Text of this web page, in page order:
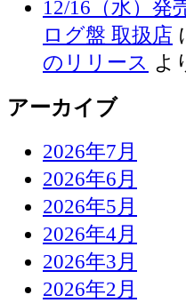
12/16（水）発
ログ盤 取扱店
のリリース よ
アーカイブ
2026年7月
2026年6月
2026年5月
2026年4月
2026年3月
2026年2月